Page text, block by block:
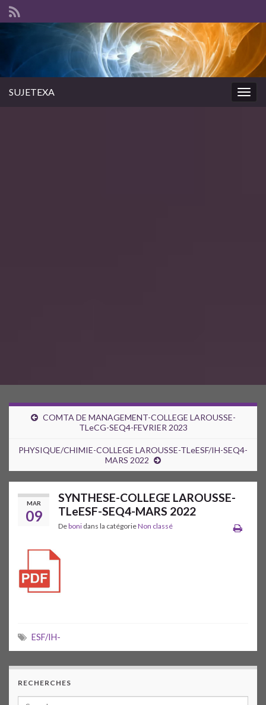
SUJETEXA
COMTA DE MANAGEMENT-COLLEGE LAROUSSE-
TLeCG-SEQ4-FEVRIER 2023
PHYSIQUE/CHIMIE-COLLEGE LAROUSSE-TLeESF/IH-SEQ4-
MARS 2022
MAR
09
SYNTHESE-COLLEGE LAROUSSE-
TLeESF-SEQ4-MARS 2022
Deboni dans la catégorieNon classé
ESF/IH-
RECHERCHES